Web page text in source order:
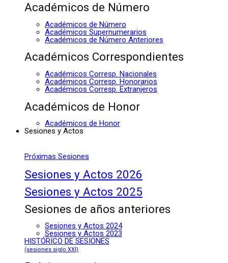
Académicos de Número
Académicos de Número
Académicos Supernumerarios
Académicos de Número Anteriores
Académicos Correspondientes
Académicos Corresp. Nacionales
Académicos Corresp. Honorarios
Académicos Corresp. Extranjeros
Académicos de Honor
Académicos de Honor
Sesiones y Actos
Próximas Sesiones
Sesiones y Actos 2026
Sesiones y Actos 2025
Sesiones de años anteriores
Sesiones y Actos 2024
Sesiones y Actos 2023
HISTÓRICO DE SESIONES
(sesiones siglo XXI)